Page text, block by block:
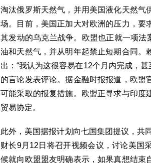
淘汰俄罗斯天然气，并用美国液化天然气
场。目前，美国正加大对欧洲的压力，要
其发动的乌克兰战争。欧盟也正就一项
油和天然气，并从明年起禁止短期合同。
出：“我认为这很容易在12个月内完成，
的言论发表评论。据金融时报报道，欧
可能采取的报复措施。欧盟正寻求与印度
贸易协定。
此外，美国据报计划向七国集团提议，共
财长9月12日将召开视频会议，讨论美国
候就向欧盟盟友明确表示，如果真想结束